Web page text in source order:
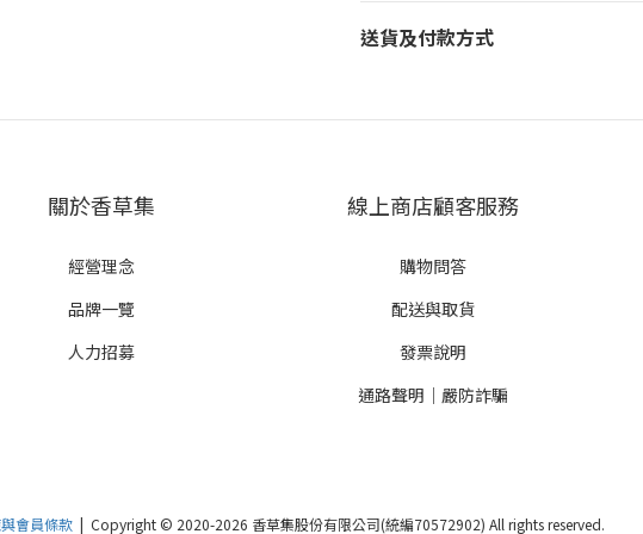
送貨及付款方式
關於香草集
經營理念
品牌一覽
人力招募
線上商店顧客服務
購物問答
配送與取貨
發票說明
通路聲明｜嚴防詐騙
會員條款 | Copyright © 2020-2026 香草集股份有限公司(統編70572902) All rights reserved.